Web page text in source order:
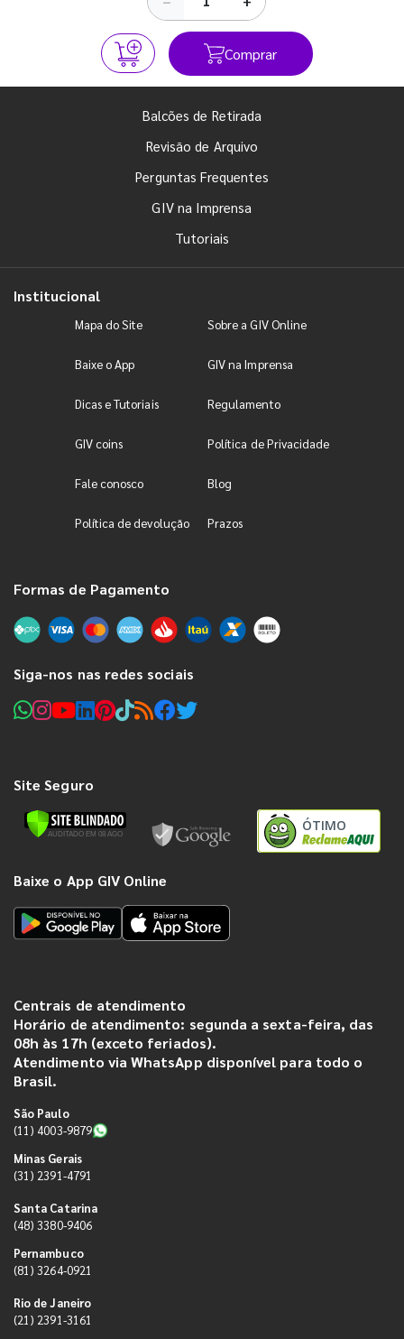
Comprar
Balcões de Retirada
Revisão de Arquivo
Perguntas Frequentes
GIV na Imprensa
Tutoriais
Institucional
Mapa do Site Sobre a GIV Online
Baixe o App GIV na Imprensa
Dicas e Tutoriais Regulamento
GIV coins Política de Privacidade
Fale conosco Blog
Política de devolução Prazos
Formas de Pagamento
Siga-nos nas redes sociais
Site Seguro
ÓTIMO
Baixe o App GIV Online
Centrais de atendimento
Horário de atendimento: segunda a sexta-feira, das
08h às 17h (exceto feriados).
Atendimento via WhatsApp disponível para todo o
Brasil.
São Paulo
(11) 4003-9879
Minas Gerais
(31) 2391-4791
Santa Catarina
(48) 3380-9406
Pernambuco
(81) 3264-0921
Rio de Janeiro
(21) 2391-3161